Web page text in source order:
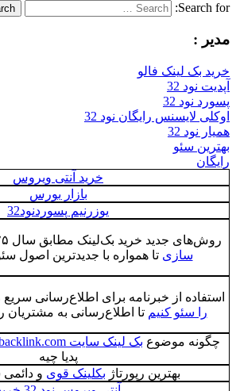
Search for:
مدیر :
خرید بک لینک فالو
آپدیت نود 32
پسورد نود 32
اوکلی لایسنس رایگان نود 32
همیار نود 32
بهترین سئو
رایگان
خرید آنتی ویروس
بازار بورس
یوزرنیم پسوردنود32
روش‌های جدید خرید بک‌لینک مطابق سال ۲۰۲۵
سازی تا همواره با جدیدترین اصول
استفاده از خبرنامه برای اطلاع‌رسانی سریع
را سئو کنیم تا اطلاع‌رسانی به مشتریان
چگونه موضوع بک لینک سایت http://behtarinbacklink.com/
پدیا چیه
بهترین رپورتاژ بکلینک قوی و